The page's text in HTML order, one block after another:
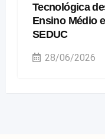
Tecnológica
Ensino Médio
SEDUC
28/06/2026